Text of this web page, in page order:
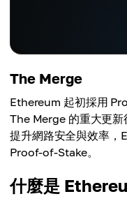
The Merge
Ethereum 起初採用
The Merge 的重大更
提升網路安全與效率，
Proof-of-Stake。
什麼是